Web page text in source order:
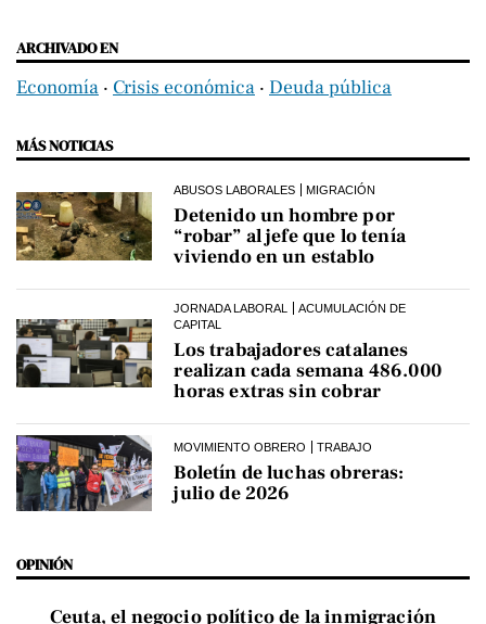
ARCHIVADO EN
Economía ‧ Crisis económica ‧ Deuda pública
MÁS NOTICIAS
ABUSOS LABORALES MIGRACIÓN
Detenido un hombre por
“robar” al jefe que lo tenía
viviendo en un establo
JORNADA LABORAL
ACUMULACIÓN DE
CAPITAL
Los trabajadores catalanes
realizan cada semana 486.000
horas extras sin cobrar
MOVIMIENTO OBRERO TRABAJO
Boletín de luchas obreras:
julio de 2026
OPINIÓN
Ceuta, el negocio político de la inmigración